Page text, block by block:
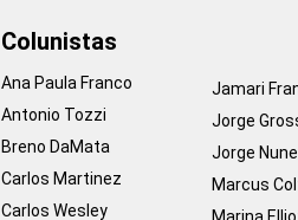
Colunistas
Ana Paula Franco
Antonio Tozzi
Breno DaMata
Carlos Martinez
Carlos Wesley
Jamari
Jorge
Jorge
Marcus